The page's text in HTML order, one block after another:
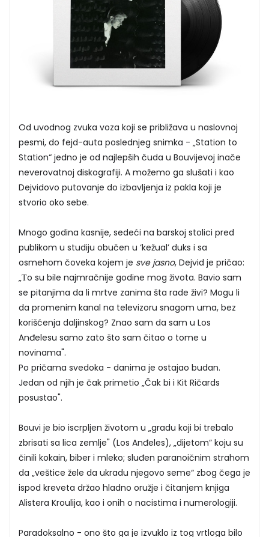
Od uvodnog zvuka voza koji se približava u naslovnoj
pesmi, do fejd-auta poslednjeg snimka - „Station to
Station“ jedno je od najlepših čuda u Bouvijevoj inače
neverovatnoj diskografiji. A možemo ga slušati i kao
Dejvidovo putovanje do izbavljenja iz pakla koji je
stvorio oko sebe.
Mnogo godina kasnije, sedeći na barskoj stolici pred
publikom u studiju obučen u ‘kežual’ duks i sa
osmehom čoveka kojem je sve jasno, Dejvid je pričao:
„Тo su bile najmračnije godine mog života. Bavio sam
se pitanjima da li mrtve zanima šta rade živi? Mogu li
da promenim kanal na televizoru snagom uma, bez
korišćenja daljinskog? Znao sam da sam u Los
Anđelesu samo zato što sam čitao o tome u
novinama".
Po pričama svedoka - danima je ostajao budan.
Jedan od njih je čak primetio „Čak bi i Kit Ričards
posustao".
Bouvi je bio iscrpljen životom u „gradu koji bi trebalo
zbrisati sa lica zemlje" (Los Anđeles), „dijetom” koju su
činili kokain, biber i mleko; sluđen paranoičnim strahom
da „veštice žele da ukradu njegovo seme“ zbog čega je
ispod kreveta držao hladno oružje i čitanjem knjiga
Alistera Kroulija, kao i onih o nacistima i numerologiji.
Paradoksalno - ono što ga je izvuklo iz tog vrtloga bilo